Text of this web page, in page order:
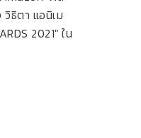
ธิตา แอนิเม
2021" ใน